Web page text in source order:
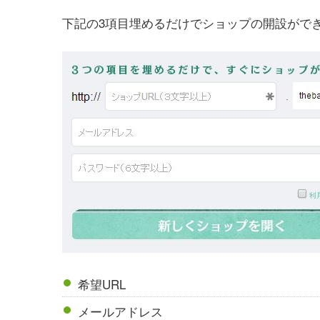
下記の3項目埋めるだけでショップの開設がで
希望URL
メールアドレス